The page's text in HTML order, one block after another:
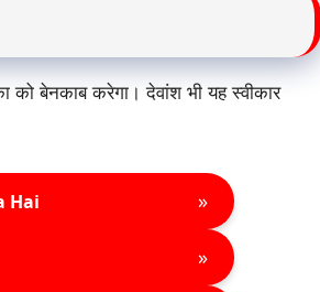
को बेनकाब करेगा। देवांश भी यह स्वीकार
Hai »
»